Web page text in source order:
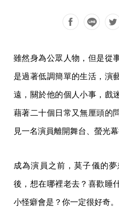
雖然身為公眾人物，但是從
是過著低調簡單的生活，演
遠，關於他的個人小事，戲
藉著二十個日常又無厘頭的
見一名演員離開舞台、螢光
成為演員之前，莫子儀的
後，想在哪裡老去？喜歡睡
小怪癖會是？你一定很好奇。